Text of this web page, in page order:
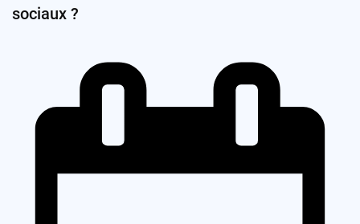
sociaux ?